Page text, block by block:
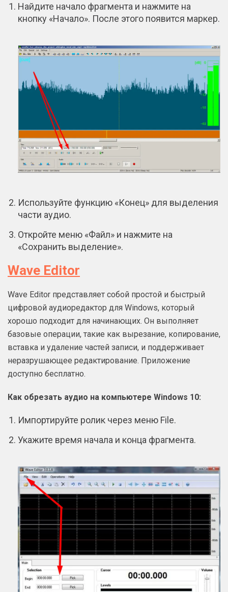
Найдите начало фрагмента и нажмите на
кнопку «Начало». После этого появится маркер.
Используйте функцию «Конец» для выделения
части аудио.
Откройте меню «Файл» и нажмите на
«Сохранить выделение».
Wave Editor
Wave Editor представляет собой простой и быстрый
цифровой аудиоредактор для Windows, который
хорошо подходит для начинающих. Он выполняет
базовые операции, такие как вырезание, копирование,
вставка и удаление частей записи, и поддерживает
неразрушающее редактирование. Приложение
доступно бесплатно.
Как обрезать аудио на компьютере Windows 10:
Импортируйте ролик через меню File.
Укажите время начала и конца фрагмента.